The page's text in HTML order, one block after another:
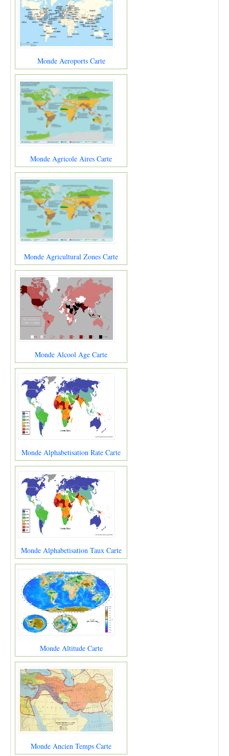
Monde Aeroports Carte
Monde Agricole Aires Carte
Monde Agricultural Zones Carte
Monde Alcool Age Carte
Monde Alphabetisation Rate Carte
Monde Alphabetisation Taux Carte
Monde Altitude Carte
Monde Ancien Temps Carte